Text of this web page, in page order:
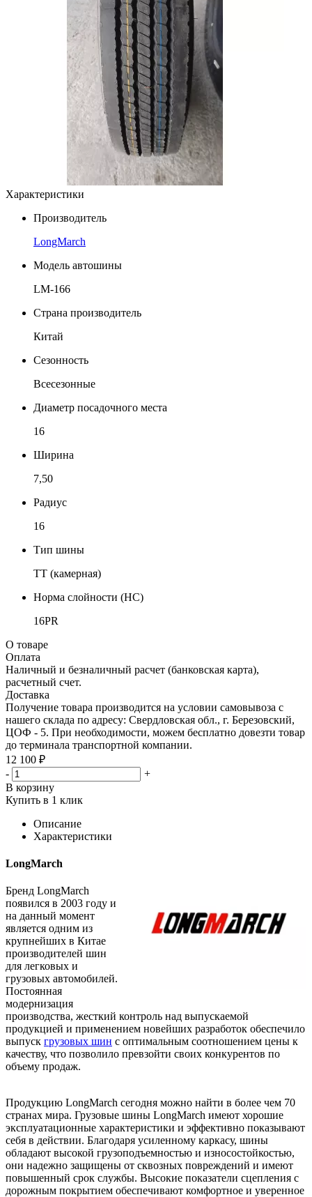
Характеристики
Производитель
LongMarch
Модель автошины
LM-166
Страна производитель
Китай
Сезонность
Всесезонные
Диаметр посадочного места
16
Ширина
7,50
Радиус
16
Тип шины
TT (камерная)
Норма слойности (НС)
16PR
О товаре
Оплата
Наличный и безналичный расчет (банковская карта),
расчетный счет.
Доставка
Получение товара производится на условии самовывоза с
нашего склада по адресу: Свердловская обл., г. Березовский,
ЦОФ - 5. При необходимости, можем бесплатно довезти товар
до терминала транспортной компании.
12 100 ₽
-
+
В корзину
Купить в 1 клик
Описание
Характеристики
LongMarch
Бренд LongMarch
появился в 2003 году и
на данный момент
является одним из
крупнейших в Китае
производителей шин
для легковых и
грузовых автомобилей.
Постоянная
модернизация
производства, жесткий контроль над выпускаемой
продукцией и применением новейших разработок обеспечило
выпуск грузовых шин с оптимальным соотношением цены к
качеству, что позволило превзойти своих конкурентов по
объему продаж.
Продукцию LongMarch сегодня можно найти в более чем 70
странах мира. Грузовые шины LongMarch имеют хорошие
эксплуатационные характеристики и эффективно показывают
себя в действии. Благодаря усиленному каркасу, шины
обладают высокой грузоподъемностью и износостойкостью,
они надежно защищены от сквозных повреждений и имеют
повышенный срок службы. Высокие показатели сцепления с
дорожным покрытием обеспечивают комфортное и уверенное